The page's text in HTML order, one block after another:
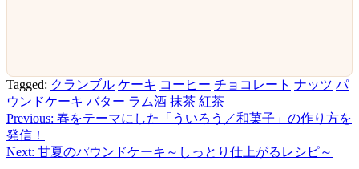
Tagged: クランブル ケーキ コーヒー チョコレート ナッツ パ
ウンドケーキ バター ラム酒 抹茶 紅茶
投
稿
Previous: 春をテーマにした「ういろう／和菓子」の作り方を
発信！
Next: 甘夏のパウンドケーキ～しっとり仕上がるレシピ～